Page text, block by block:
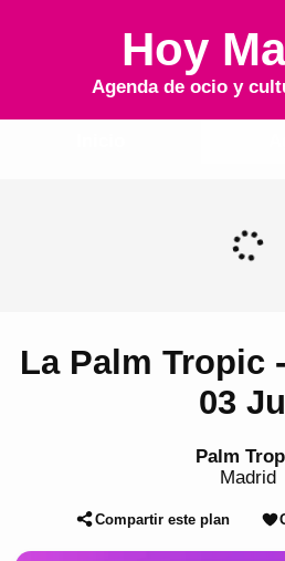
Hoy
Agenda de ocio y
La Palm Tropic
03 Jul
Palm
Madrid
Compartir este plan